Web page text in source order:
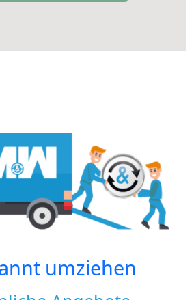
umziehen